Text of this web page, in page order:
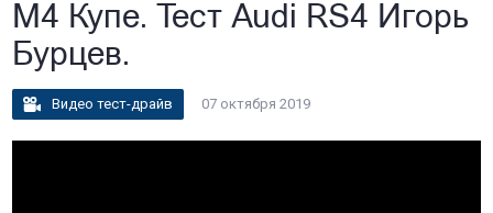
M4 Купе. Тест Audi RS4 Игорь
Бурцев.
Видео тест-драйв 07 октября 2019